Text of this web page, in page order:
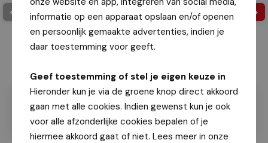
informatie op een apparaat opslaan en/of openen
en persoonlijk gemaakte advertenties, indien je
daar toestemming voor geeft.
Geef toestemming of stel je eigen keuze in
Hieronder kun je via de groene knop direct akkoord
gaan met alle cookies. Indien gewenst kun je ook
voor alle afzonderlijke cookies bepalen of je
hiermee akkoord gaat of niet. Lees meer in onze